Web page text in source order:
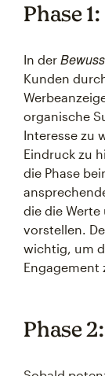
Phase
In der
Kunden
organische
Interesse zu
Eindruck zu
die Phase
die die
vorstellen.
wichtig, um
Engagement
Phase